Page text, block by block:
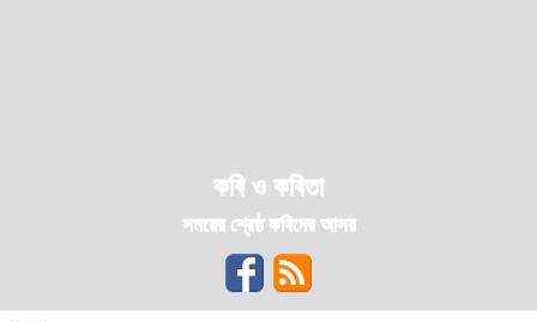
কবি ও কবিতা
সময়ের শ্রেষ্ঠ কবিদের আসর